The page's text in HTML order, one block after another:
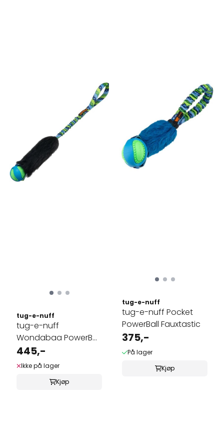
tug-e-nuff
tug-e-nuff
Wondabaa PowerBall
Bungee med
sauepels
445,-
Ikke på lager
Kjøp
tug-e-nuff
tug-e-nuff Pocket
PowerBall Fauxtastic
375,-
På lager
Kjøp